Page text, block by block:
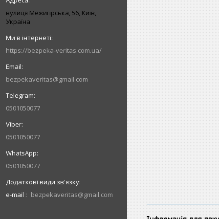
вулиця Межигірська, 56, Київ,
Україна
https://bezpeka-veritas.com.ua/
bezpekaveritas@gmail.com
0501050077
0501050077
0501050077
e-mail bezpekaveritas@gmail.com